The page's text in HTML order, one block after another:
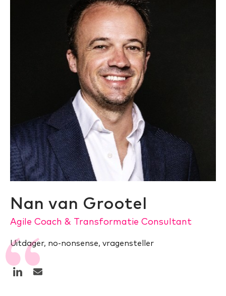
Nan van Grootel
Agile Coach & Transformatie Consultant
Uitdager, no-nonsense, vragensteller